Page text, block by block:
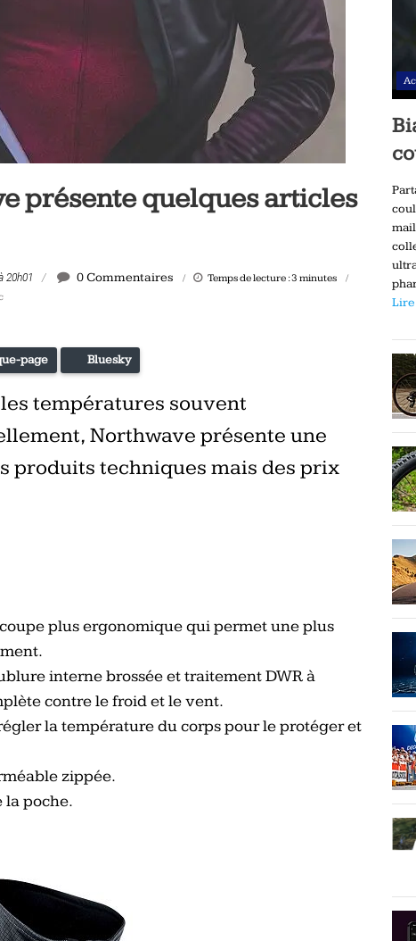
présente quelques articles
20h01 0 Commentaires Temps de lecture :3 minutes
page Bluesky
températures souvent
Northwave présente une
produits techniques mais des prix
plus ergonomique qui permet une plus
interne brossée et traitement DWR à
contre le froid et le vent.
la température du corps pour le protéger et
zippée.
la poche.